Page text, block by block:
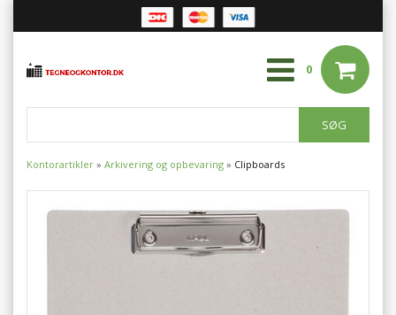
0
Kontorartikler » Arkivering og opbevaring » Clipboards